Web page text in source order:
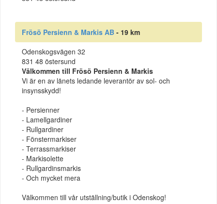
Frösö Persienn & Markis AB - 19 km
Odenskogsvägen 32
831 48 östersund
Välkommen till Frösö Persienn & Markis
Vi är en av länets ledande leverantör av sol- och
insynsskydd!
- Persienner
- Lamellgardiner
- Rullgardiner
- Fönstermarkiser
- Terrassmarkiser
- Markisolette
- Rullgardinsmarkis
- Och mycket mera
Välkommen till vår utställning/butik i Odenskog!